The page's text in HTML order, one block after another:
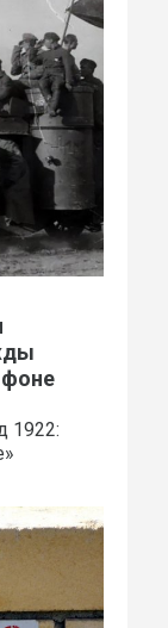
фоне
1922: